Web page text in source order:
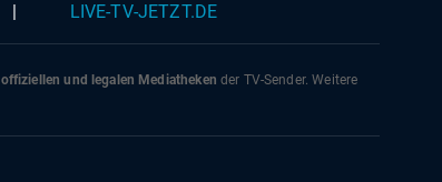
LIVE-TV-JETZT.DE
offiziellen und legalen Mediatheken der TV-Sender. Weitere